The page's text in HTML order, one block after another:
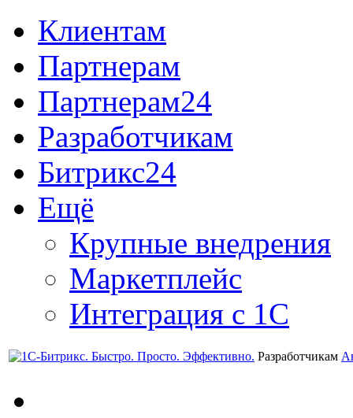
Клиентам
Партнерам
Партнерам24
Разработчикам
Битрикс24
Ещё
Крупные внедрения
Маркетплейс
Интеграция с 1С
Разработчикам